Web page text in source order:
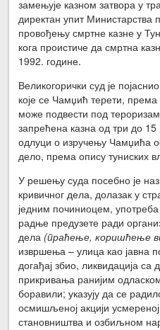
замењује казном затвора у
директан упит Министарства
провођењу смртне казне у
кога проистиче да смртна
1992. године.
Великогорички суд је
које се Чамџић терети,
може подвести под
запрећена казна од три до
одлуци о изручењу Чамџића
дело, према опису туниских
У решењу суда посебно је
кривичног дела, долазак у
једним починиоцем,
радње предузете ради
дела (праћење, коришћење
извршења – улица као јавна
догађај збио, ликвидација са
прикривања ранијим
боравили; указују да се
осмишљеној акцији
становништва и озбиљном